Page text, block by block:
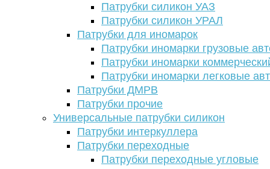
Патрубки силикон УАЗ
Патрубки силикон УРАЛ
Патрубки для иномарок
Патрубки иномарки грузовые
Патрубки иномарки
Патрубки иномарки легковые
Патрубки ДМРВ
Патрубки прочие
Универсальные патрубки силикон
Патрубки интеркуллера
Патрубки переходные
Патрубки переходные угловые